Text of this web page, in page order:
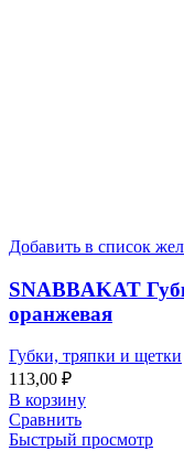
Добавить в список
SNABBAKAT
оранжевая
Губки, тряпки и щетки
113,00 ₽
В корзину
Сравнить
Быстрый просмотр